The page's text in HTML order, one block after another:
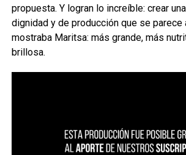
propuesta. Y logran lo increíble: crear
dignidad y de producción que se parece
mostraba Maritsa: más grande, más
brillosa.